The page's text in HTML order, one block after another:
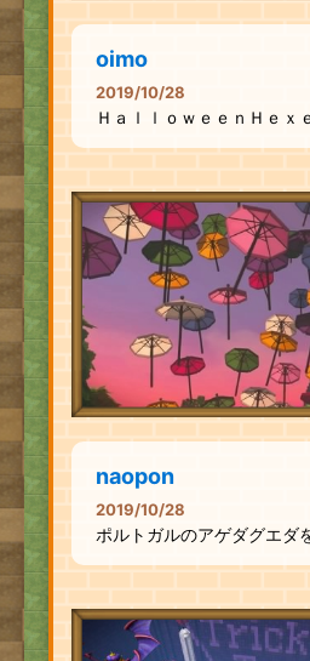
oimo
2019/10/28
ＨａｌｌｏｗｅｅｎＨｅｘ
naopon
2019/10/28
ポルトガルのアゲダグエダ